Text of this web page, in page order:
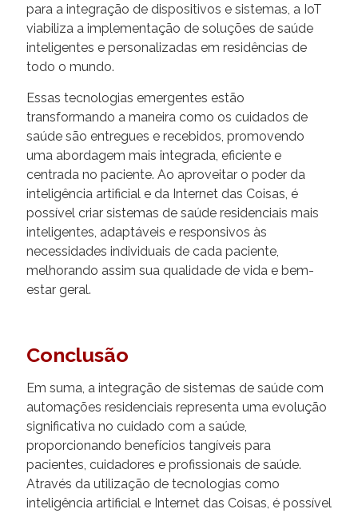
para a integração de dispositivos e sistemas, a IoT
viabiliza a implementação de soluções de saúde
inteligentes e personalizadas em residências de
todo o mundo.
Essas tecnologias emergentes estão
transformando a maneira como os cuidados de
saúde são entregues e recebidos, promovendo
uma abordagem mais integrada, eficiente e
centrada no paciente. Ao aproveitar o poder da
inteligência artificial e da Internet das Coisas, é
possível criar sistemas de saúde residenciais mais
inteligentes, adaptáveis e responsivos às
necessidades individuais de cada paciente,
melhorando assim sua qualidade de vida e bem-
estar geral.
Conclusão
Em suma, a integração de sistemas de saúde com
automações residenciais representa uma evolução
significativa no cuidado com a saúde,
proporcionando benefícios tangíveis para
pacientes, cuidadores e profissionais de saúde.
Através da utilização de tecnologias como
inteligência artificial e Internet das Coisas, é possível